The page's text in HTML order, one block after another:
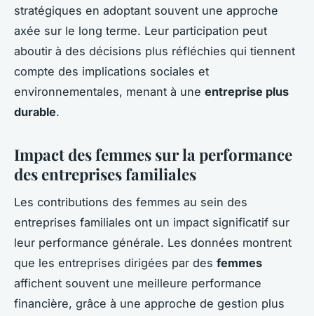
stratégiques en adoptant souvent une approche
axée sur le long terme. Leur participation peut
aboutir à des décisions plus réfléchies qui tiennent
compte des implications sociales et
environnementales, menant à une entreprise plus
durable.
Impact des femmes sur la performance
des entreprises familiales
Les contributions des femmes au sein des
entreprises familiales ont un impact significatif sur
leur performance générale. Les données montrent
que les entreprises dirigées par des femmes
affichent souvent une meilleure performance
financière, grâce à une approche de gestion plus